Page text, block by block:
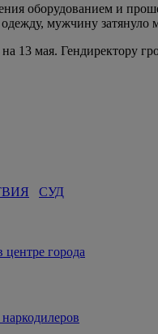
оборудованием и
мужчину
13 мая. Гендиректору
СУД
города